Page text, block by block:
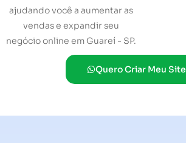
ajudando você a aumentar as
vendas e expandir seu
negócio online em Guareí - SP.
Quero Criar Meu Site